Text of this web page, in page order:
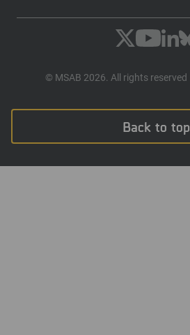
© MSAB 2026. All rights reserved
Back to top